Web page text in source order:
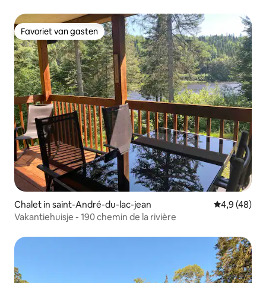
Favoriet van gasten
Favoriet van gasten
Chalet in saint-André-du-lac-jean Gemiddelde
4,9 (48)
Vakantiehuisje - 190 chemin de la rivière